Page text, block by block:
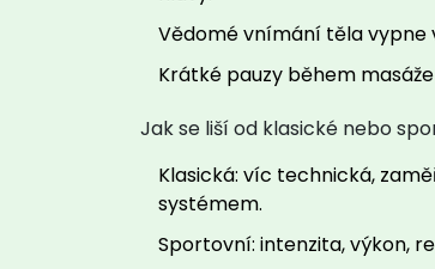
Vědomé vnímání těla vypne
Krátké pauzy během
Jak se liší od klasické nebo
Klasická: víc technická,
systémem.
Sportovní: intenzita, výkon,